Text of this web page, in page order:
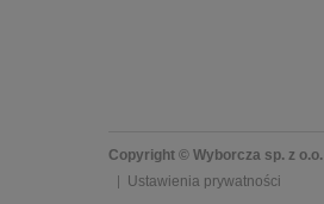
Copyright © Wyborcza sp. z o.o.
Ustawienia prywatności